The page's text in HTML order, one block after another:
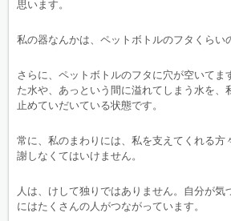
思います。
私の器なんかは、ペットボトルのフタくらい
さらに、ペットボトルのフタに穴が空いてま
た水や、あっという間に溢れてしまう水を、
止めていだいている状態です。
常に、私のまわりには、私を支えてくれる方
謝しなくてはいけません。
人は、けして独りではありません。自分が気
にはたくさんの人がつながっています。